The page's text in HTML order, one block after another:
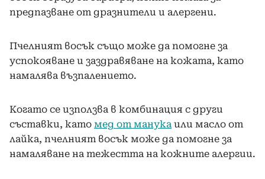
предпазване от дразнители и алергени.
Пчелният восък също може да помогне за
успокояване и заздравяване на кожата, като
намалява възпалението.
Когато се използва в комбинация с други
съставки, като мед от манука или масло от
лайка, пчелният восък може да помогне за
намаляване на тежестта на кожните алергии.